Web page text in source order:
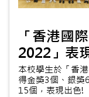
「香港國
2022」表
本校學生於「香
得金獎3個、銀獎
15個，表現出色!